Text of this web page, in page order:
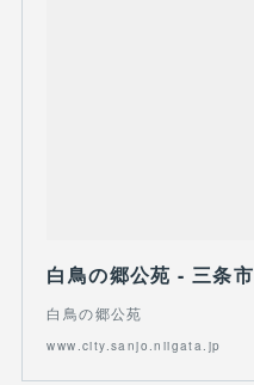
白鳥の郷公苑 - 三条市
白鳥の郷公苑
www.city.sanjo.niigata.jp